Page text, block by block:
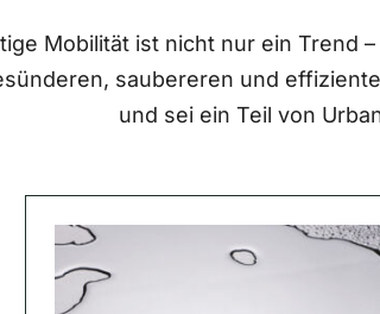
Mobilität ist nicht nur ein Trend
saubereren und
und sei ein Teil von